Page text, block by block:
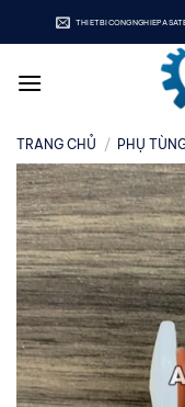
qua
dung
TRANG CHỦ / PHỤ